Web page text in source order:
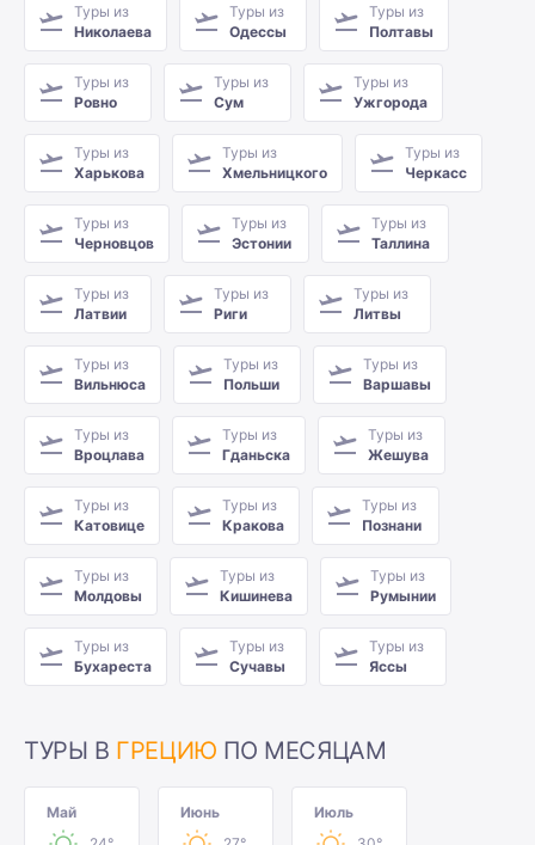
Туры из
Николаева
Туры из
Одессы
Туры из
Полтавы
Туры из
Ровно
Туры из
Сум
Туры из
Ужгорода
Туры из
Харькова
Туры из
Хмельницкого
Туры из
Черкасс
Туры из
Черновцов
Туры из
Эстонии
Туры из
Таллина
Туры из
Латвии
Туры из
Риги
Туры из
Литвы
Туры из
Вильнюса
Туры из
Польши
Туры из
Варшавы
Туры из
Вроцлава
Туры из
Гданьска
Туры из
Жешува
Туры из
Катовице
Туры из
Кракова
Туры из
Познани
Туры из
Молдовы
Туры из
Кишинева
Туры из
Румынии
Туры из
Бухареста
Туры из
Сучавы
Туры из
Яссы
ТУРЫ В ГРЕЦИЮ ПО МЕСЯЦАМ
Май
Июнь
Июль